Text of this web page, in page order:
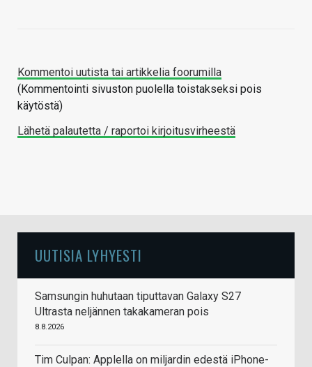
Kommentoi uutista tai artikkelia foorumilla
(Kommentointi sivuston puolella toistakseksi pois
käytöstä)
Lähetä palautetta / raportoi kirjoitusvirheestä
UUTISIA LYHYESTI
Samsungin huhutaan tiputtavan Galaxy S27
Ultrasta neljännen takakameran pois
8.8.2026
Tim Culpan: Applella on miljardin edestä iPhone-